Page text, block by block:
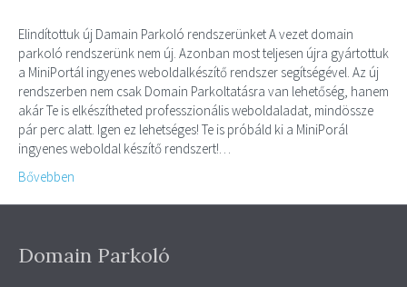
Elindítottuk új Damain Parkoló rendszerünket A vezet domain
parkoló rendszerünk nem új. Azonban most teljesen újra gyártottuk
a MiniPortál ingyenes weboldalkészítő rendszer segítségével. Az új
rendszerben nem csak Domain Parkoltatásra van lehetőség, hanem
akár Te is elkészítheted professzionális weboldaladat, mindössze
pár perc alatt. Igen ez lehetséges! Te is próbáld ki a MiniPorál
ingyenes weboldal készítő rendszert!…
Bővebben
Domain Parkoló